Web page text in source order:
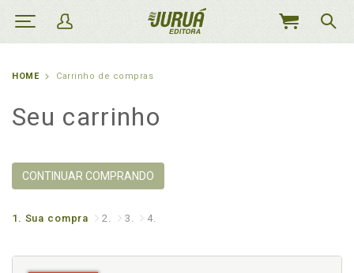
MEU
HOME Carrinho de compras
Seu carrinho
CONTINUAR COMPRANDO
1. Sua compra 2. 3. 4.